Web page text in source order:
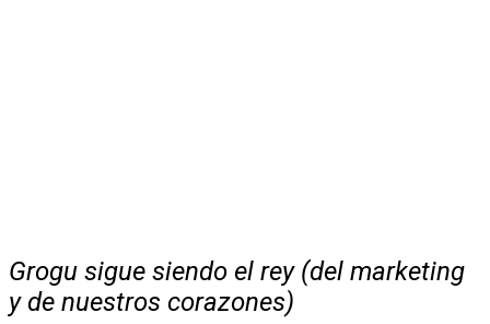
Grogu sigue siendo el rey (del marketing
y de nuestros corazones)